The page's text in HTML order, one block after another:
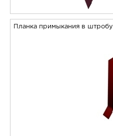
Планка примыкания в штробу